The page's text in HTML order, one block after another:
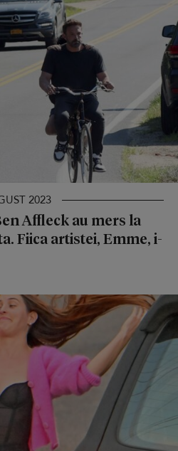
2023
Affleck au mers la
Fiica artistei, Emme, i-